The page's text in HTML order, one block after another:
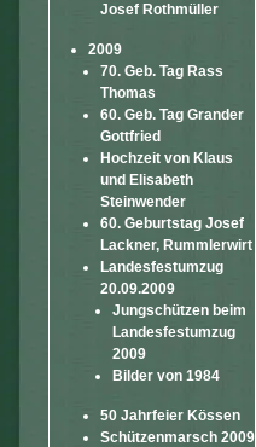
Josef Rothmüller
2009
70. Geb. Tag Rass
Thomas
60. Geb. Tag Grander
Gottfried
Hochzeit von Klaus
und Elisabeth
Steinwender
60. Geburtstag Josef
Lackner, Rummlerwirt
Landesfestumzug
20.09.2009
Jungschützen beim
Landesfestumzug
2009
Bilder von 1984
50 Jahrfeier Kössen
Schützenmarsch 2009